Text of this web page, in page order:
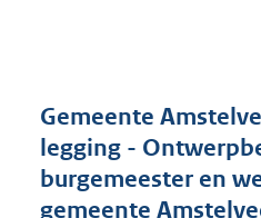
Gemeente
legging -
burgemeester en
gemeente